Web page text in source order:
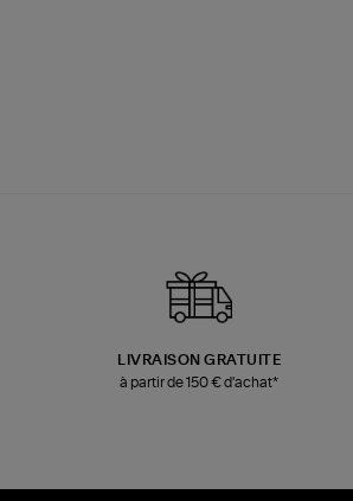
LIVRAISON GRATUITE
à partir de 150 € d'achat*